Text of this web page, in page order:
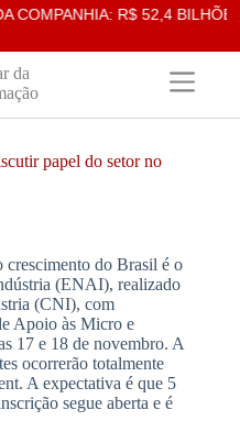
R$ 52,4 BILHÕES
da
papel do setor no
do Brasil é o
(ENAI), realizado
(CNI), com
Apoio às Micro e
17 e 18 de novembro. A
ocorrerão totalmente
A expectativa é que 5
segue aberta e é